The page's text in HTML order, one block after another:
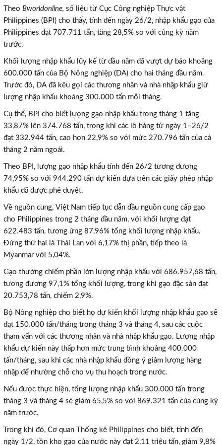
Theo Bworldonline, số liệu từ Cục Công nghiệp Thực vật
Philippines (BPI) cho thấy, tính đến ngày 26/2, nhập khẩu gạo của
Philippines đạt 707.711 tấn, tăng 28,5% so với cùng kỳ năm
trước.
Khối lượng nhập khẩu lũy kế từ đầu năm đã vượt dự báo khoảng
600.000 tấn của Bộ Nông nghiệp (DA) cho hai tháng đầu năm.
Trước đó, DA đã kêu gọi các thương nhân và nhà nhập khẩu giữ
lượng nhập khẩu khoảng 300.000 tấn mỗi tháng.
Cụ thể, BPI cho biết lượng gạo nhập khẩu trong tháng 1 tăng
33,87% lên 374.768 tấn, trong khi các lô hàng từ ngày 1–26/2
đạt 332.944 tấn, cao hơn 22,9% so với mức 270.796 tấn của cả
tháng 2 năm ngoái.
Theo BPI, lượng gạo nhập khẩu tính đến 26/2 tương đương
74,95% so với 944.290 tấn dự kiến dựa trên các giấy phép nhập
khẩu đã được phê duyệt.
Về nguồn cung, Việt Nam tiếp tục dẫn đầu nguồn cung cấp gạo
cho Philippines trong 2 tháng đầu năm, với khối lượng đạt
622.483 tấn, tương ứng 87,96% tổng khối lượng nhập khẩu.
Đứng thứ hai là Thái Lan với 6,17% thị phần, tiếp theo là
Myanmar với 5,04%.
Gạo thường chiếm phần lớn lượng nhập khẩu với 686.957,68 tấn,
tương đương 97,1% tổng khối lượng, trong khi gạo đặc sản đạt
20.753,78 tấn, chiếm 2,9%.
Bộ Nông nghiệp cho biết họ dự kiến ​​khối lượng nhập khẩu gạo sẽ
đạt 150.000 tấn/tháng trong tháng 3 và tháng 4, sau các cuộc
tham vấn với các thương nhân và nhà nhập khẩu gạo. Lượng nhập
khẩu dự kiến này thấp hơn mức trung bình khoảng 400.000
tấn/tháng, sau khi các nhà nhập khẩu đồng ý giảm lượng hàng
nhập để nhường chỗ cho vụ thu hoạch trong nước.
Nếu được thực hiện, tổng lượng nhập khẩu 300.000 tấn trong
tháng 3 và tháng 4 sẽ giảm 65,5% so với 869.321 tấn của cùng kỳ
năm trước.
Trong khi đó, Cơ quan Thống kê Philippines cho biết, tính đến
ngày 1/2, tồn kho gạo của nước này đạt 2,11 triệu tấn, giảm 9,8%